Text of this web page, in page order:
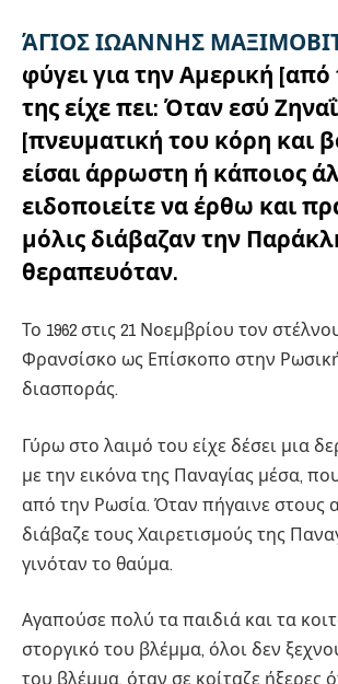
ΆΓΙΟΣ ΙΩΑΝΝΗΣ
φύγει για την Αμερική [από
της είχε πει: Όταν εσύ
[πνευματική του κόρη και
είσαι άρρωστη ή κάποιος
ειδοποιείτε να έρθω και
μόλις διάβαζαν την
θεραπευόταν.
Το 1962 στις 21 Νοεμβρίου τον
Φρανσίσκο ως Επίσκοπο στην
διασποράς.
Γύρω στο λαιμό του είχε δέσει μια
με την εικόνα της Παναγίας μέσα,
από την Ρωσία. Όταν πήγαινε στους
διάβαζε τους Χαιρετισμούς της
γινόταν το θαύμα.
Αγαπούσε πολύ τα παιδιά και τα
στοργικό του βλέμμα, όλοι δεν